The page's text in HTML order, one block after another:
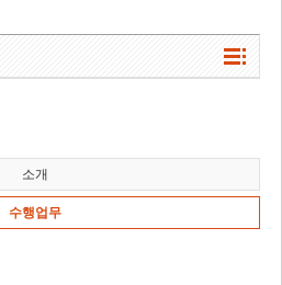
소개
수행업무